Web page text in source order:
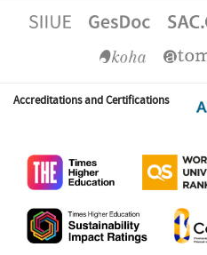
Accreditations and Certifications